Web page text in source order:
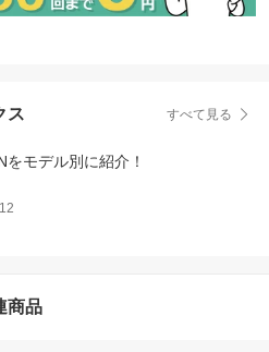
ス すべて見る
をモデル別に紹介！
商品